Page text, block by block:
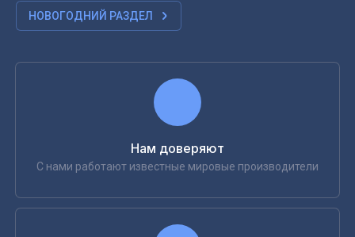
НОВОГОДНИЙ РАЗДЕЛ
Нам доверяют
С нами работают известные мировые производители